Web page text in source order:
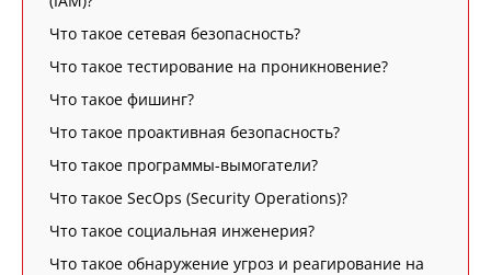
Что такое сетевая безопасность?
Что такое тестирование на проникновение?
Что такое фишинг?
Что такое проактивная безопасность?
Что такое программы-вымогатели?
Что такое SecOps (Security Operations)?
Что такое социальная инженерия?
Что такое обнаружение угроз и реагирование на